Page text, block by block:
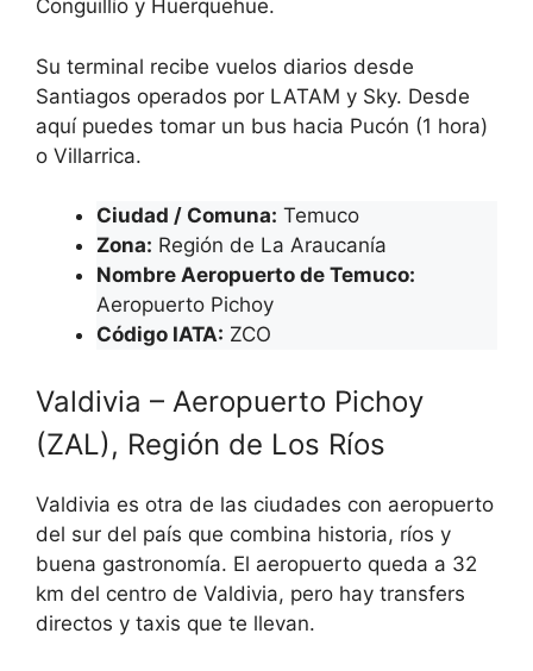
Conguillío y Huerquehue.
Su terminal recibe vuelos diarios desde
Santiagos operados por LATAM y Sky. Desde
aquí puedes tomar un bus hacia Pucón (1 hora)
o Villarrica.
Ciudad / Comuna: Temuco
Zona: Región de La Araucanía
Nombre Aeropuerto de Temuco:
Aeropuerto Pichoy
Código IATA: ZCO
Valdivia – Aeropuerto Pichoy
(ZAL), Región de Los Ríos
Valdivia es otra de las ciudades con aeropuerto
del sur del país que combina historia, ríos y
buena gastronomía. El aeropuerto queda a 32
km del centro de Valdivia, pero hay transfers
directos y taxis que te llevan.